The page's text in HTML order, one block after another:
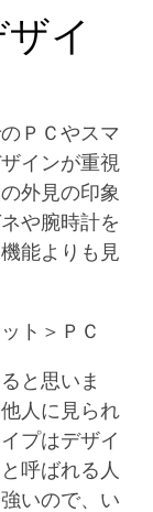
イ
ＰＣやスマ
インが重視
外見の印象
や腕時計を
能よりも見
ト＞ＰＣ
と思いま
人に見られ
プはデザイ
呼ばれる人
いので、い